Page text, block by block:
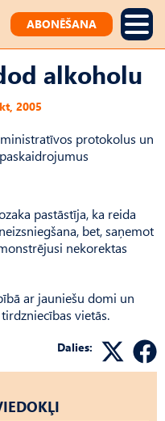
ABONĒŠANA
alkoholu
2005
protokolus un
pastāstīja, ka reida
bet, saņemot
nekorektas
ar jauniešu domi un
vietās.
Dalies: